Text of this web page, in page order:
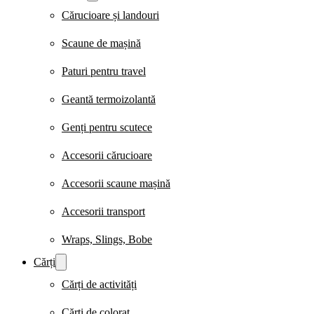
Cărucioare și landouri
Scaune de mașină
Paturi pentru travel
Geantă termoizolantă
Genți pentru scutece
Accesorii cărucioare
Accesorii scaune mașină
Accesorii transport
Wraps, Slings, Bobe
Cărți
Cărți de activități